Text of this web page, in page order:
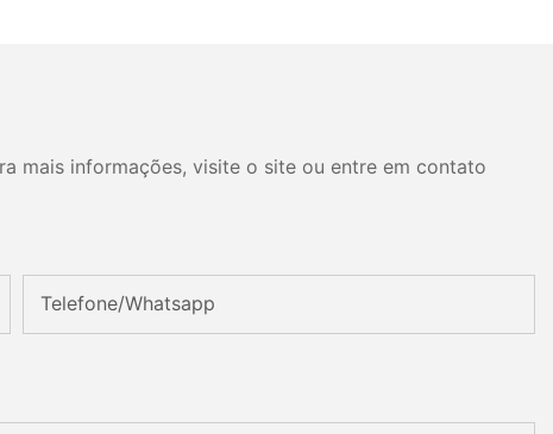
mais informações, visite o site ou entre em contato
Telefone/whatsapp